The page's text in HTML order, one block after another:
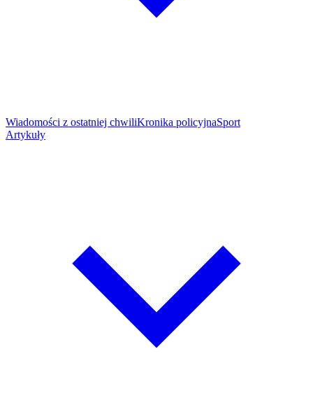
Wiadomości z ostatniej chwiliKronika policyjnaSport
Artykuły